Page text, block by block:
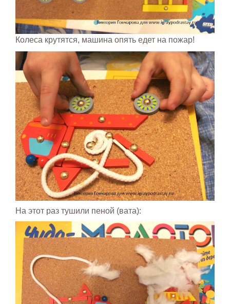
Колеса крутятся, машина опять едет на пожар!
На этот раз тушили пеной (вата):